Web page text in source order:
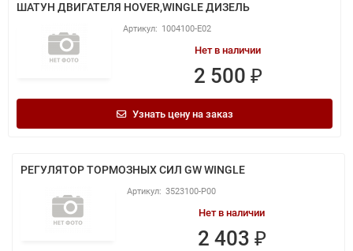
ШАТУН ДВИГАТЕЛЯ HOVER,WINGLE ДИЗЕЛЬ
1004100-E02
Нет в наличии
2 500 ₽
Узнать цену на заказ
РЕГУЛЯТОР ТОРМОЗНЫХ СИЛ GW WINGLE
3523100-P00
Нет в наличии
2 403 ₽